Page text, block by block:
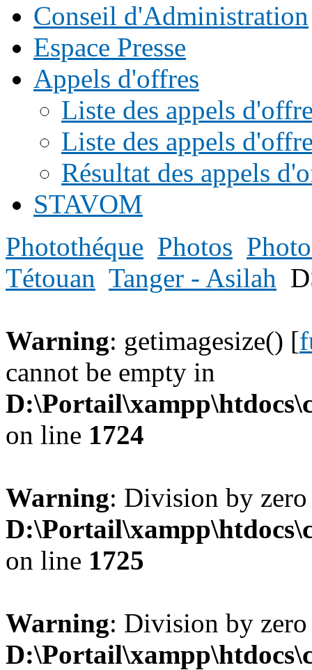
Conseil d'Administration
Espace Presse
Appels d'offres
Liste des appels
Liste des appels
Résultat des appels
STAVOM
Photothéque Photos
Tétouan Tanger - Asilah
Warning: getimagesize() [
cannot be empty in
on line 1724
Warning: Division by
on line 1725
Warning: Division by